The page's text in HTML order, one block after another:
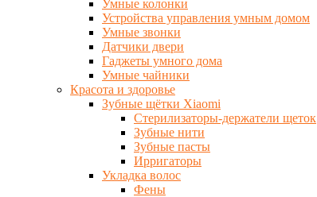
Умные колонки
Устройства управления умным домом
Умные звонки
Датчики двери
Гаджеты умного дома
Умные чайники
Красота и здоровье
Зубные щётки Xiaomi
Стерилизаторы-держатели щеток
Зубные нити
Зубные пасты
Ирригаторы
Укладка волос
Фены